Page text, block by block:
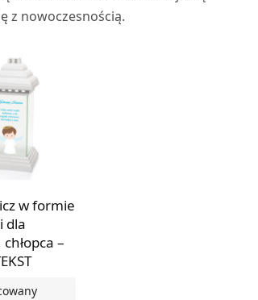
z nowoczesnością.
w formie
dla
–